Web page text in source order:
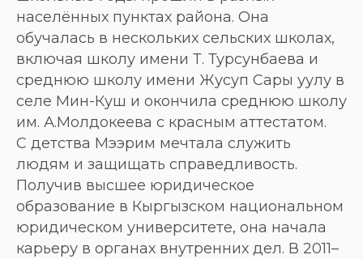
населённых пунктах района. Она
обучалась в нескольких сельских школах,
включая школу имени Т. Турсунбаева и
среднюю школу имени Жусуп Сары уулу в
селе Мин-Куш и окончила среднюю школу
им. А.Молдокеева с красным аттестатом.
С детства Мээрим мечтала служить
людям и защищать справедливость.
Получив высшее юридическое
образование в Кыргызском национальном
юридическом университете, она начала
карьеру в органах внутренних дел. В 2011–